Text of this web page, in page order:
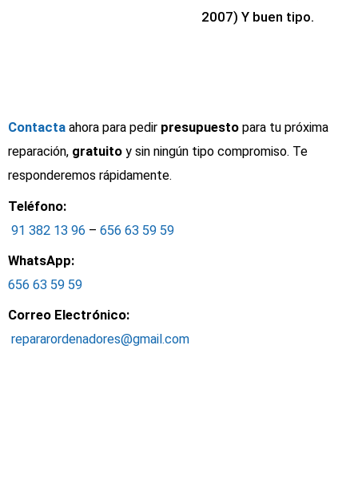
2007) Y buen tipo.
Contacta ahora para pedir presupuesto para tu próxima
reparación, gratuito y sin ningún tipo compromiso. Te
responderemos rápidamente.
Teléfono:
91 382 13 96 – 656 63 59 59
WhatsApp:
656 63 59 59
Correo Electrónico:
repararordenadores@gmail.com